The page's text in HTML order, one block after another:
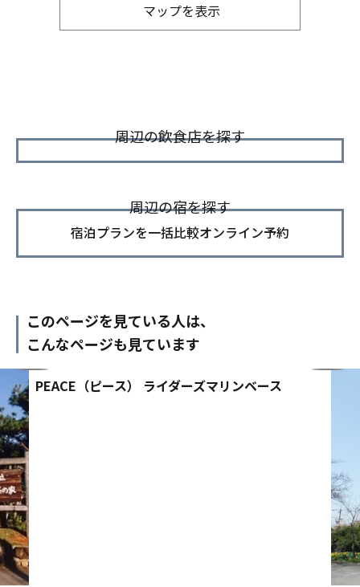
マップを表示
周辺の飲食店を探す
周辺の宿を探す
宿泊プランを一括比較オンライン予約
このページを見ている人は、
こんなページも見ています
PEACE（ピース） ライダーズマリンベース